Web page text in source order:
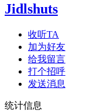
Jidlshuts
收听TA
加为好友
给我留言
打个招呼
发送消息
统计信息